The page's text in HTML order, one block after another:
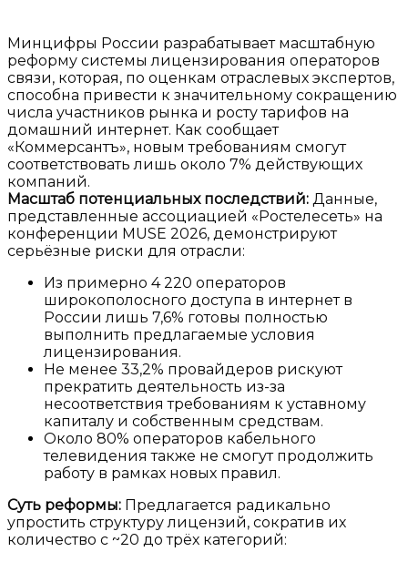
Минцифры России разрабатывает масштабную
реформу системы лицензирования операторов
связи, которая, по оценкам отраслевых экспертов,
способна привести к значительному сокращению
числа участников рынка и росту тарифов на
домашний интернет. Как сообщает
«Коммерсантъ», новым требованиям смогут
соответствовать лишь около 7% действующих
компаний.
Масштаб потенциальных последствий: Данные,
представленные ассоциацией «Ростелесеть» на
конференции MUSE 2026, демонстрируют
серьёзные риски для отрасли:
Из примерно 4 220 операторов
широкополосного доступа в интернет в
России лишь 7,6% готовы полностью
выполнить предлагаемые условия
лицензирования.
Не менее 33,2% провайдеров рискуют
прекратить деятельность из-за
несоответствия требованиям к уставному
капиталу и собственным средствам.
Около 80% операторов кабельного
телевидения также не смогут продолжить
работу в рамках новых правил.
Суть реформы: Предлагается радикально
упростить структуру лицензий, сократив их
количество с ~20 дотрёх категорий: